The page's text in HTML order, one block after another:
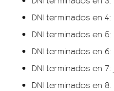
DNI terminados en
DNI terminados en
DNI terminados en
DNI terminados en
DNI terminados en